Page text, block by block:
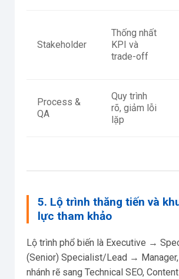
Stakeholder
Thống nhất
KPI và
trade-off
Process &
QA
Quy trình
rõ, giảm lỗi
lặp
5. Lộ trình thăng tiến và
lực tham khảo
Lộ trình phổ biến là Executive →
(Senior) Specialist/Lead →
nhánh rẽ sang Technical SEO,